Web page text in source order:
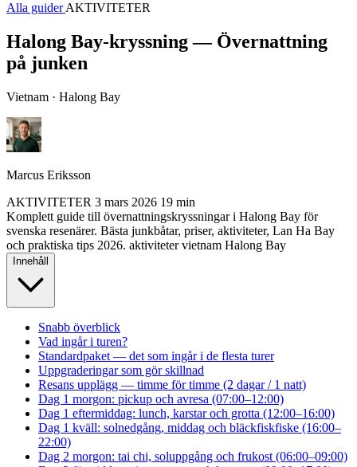
Alla guiderAKTIVITETER
Halong Bay-kryssning — Övernattning
på junken
Vietnam · Halong Bay
Marcus Eriksson
AKTIVITETER 3 mars 2026 19 min
Komplett guide till övernattningskryssningar i Halong Bay för
svenska resenärer. Bästa junkbåtar, priser, aktiviteter, Lan Ha Bay
och praktiska tips 2026. aktiviteter vietnam Halong Bay
Innehåll
Snabb överblick
Vad ingår i turen?
Standardpaket — det som ingår i de flesta turer
Uppgraderingar som gör skillnad
Resans upplägg — timme för timme (2 dagar / 1 natt)
Dag 1 morgon: pickup och avresa (07:00–12:00)
Dag 1 eftermiddag: lunch, karstar och grotta (12:00–16:00)
Dag 1 kväll: solnedgång, middag och bläckfiskfiske (16:00–
22:00)
Dag 2 morgon: tai chi, soluppgång och frukost (06:00–09:00)